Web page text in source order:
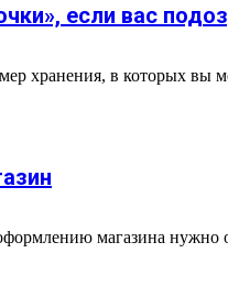
если вас
хранения, в которых вы
магазина нужно